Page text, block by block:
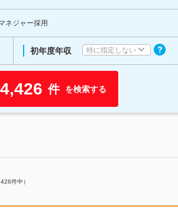
ネジャー採用
初年度年収 特に指定しない
4,426 件 を検索する
件中）